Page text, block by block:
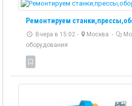
Ремонтируем
Вчера в 15:02 - Москва -
оборудования